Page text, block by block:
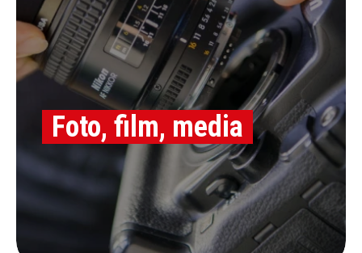
Foto, film, media